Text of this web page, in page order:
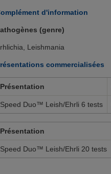
d'information
(genre)
Leishmania
commercialisées
Présentation
Speed Duo™ Leish/Ehrli 6 tests
Présentation
Speed Duo™ Leish/Ehrli 20 tests